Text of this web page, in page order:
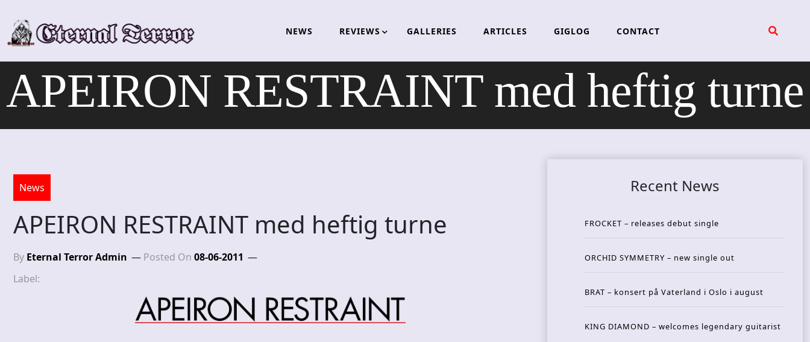
content
NEWS REVIEWS GALLERIES ARTICLES GIGLOG CONTACT
APEIRON RESTRAINT med heftig turne
News
APEIRON RESTRAINT med heftig turne
By Eternal Terror Admin Posted On 08-06-2011
Label:
Recent News
FROCKET – releases debut single
ORCHID SYMMETRY – new single out
BRAT – konsert på Vaterland i Oslo i august
KING DIAMOND – welcomes legendary guitarist